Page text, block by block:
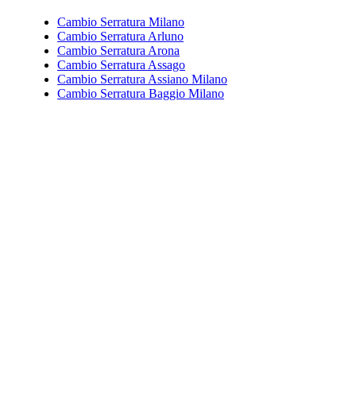
Cambio Serratura Milano
Cambio Serratura Arluno
Cambio Serratura Arona
Cambio Serratura Assago
Cambio Serratura Assiano Milano
Cambio Serratura Baggio Milano